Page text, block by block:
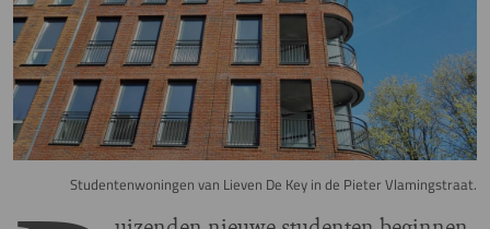
Studentenwoningen van Lieven De Key in de Pieter Vlamingstraat.